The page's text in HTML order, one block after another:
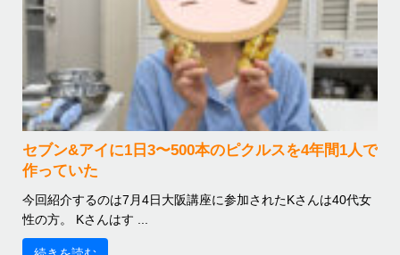
セブン&アイに1日3〜500本のピクルスを4年間1人で
作っていた
今回紹介するのは7月4日大阪講座に参加されたKさんは40代女
性の方。 Kさんはす ...